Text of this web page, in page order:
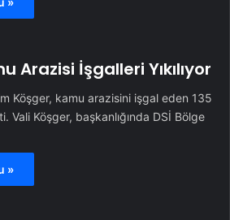
Arazisi İşgalleri Yıkılıyor
Köşger, kamu arazisini işgal eden 135
Vali Köşger, başkanlığında DSİ Bölge
»